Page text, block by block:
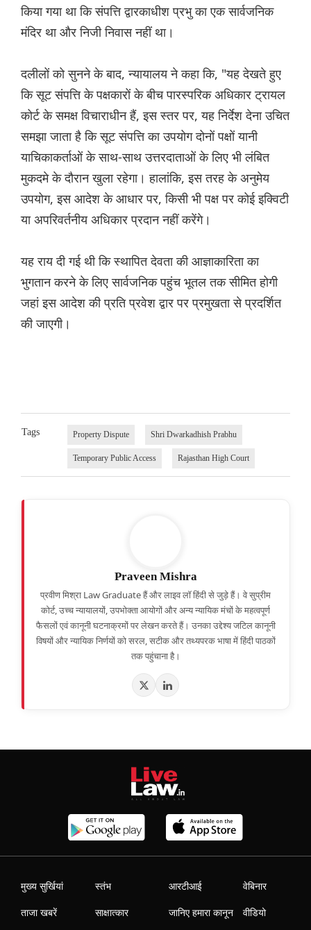
किया गया था कि संपत्ति द्वारकाधीश प्रभु का एक सार्वजनिक
मंदिर था और निजी निवास नहीं था।
दलीलों को सुनने के बाद, न्यायालय ने कहा कि, "यह देखते हुए
कि सूट संपत्ति के पक्षकारों के बीच पारस्परिक अधिकार ट्रायल
कोर्ट के समक्ष विचाराधीन हैं, इस स्तर पर, यह निर्देश देना उचित
समझा जाता है कि सूट संपत्ति का उपयोग दोनों पक्षों यानी
याचिकाकर्ताओं के साथ-साथ उत्तरदाताओं के लिए भी लंबित
मुकदमे के दौरान खुला रहेगा। हालांकि, इस तरह के अनुमेय
उपयोग, इस आदेश के आधार पर, किसी भी पक्ष पर कोई इक्विटी
या अपरिवर्तनीय अधिकार प्रदान नहीं करेंगे।
यह राय दी गई थी कि स्थापित देवता की आज्ञाकारिता का
भुगतान करने के लिए सार्वजनिक पहुंच भूतल तक सीमित होगी
जहां इस आदेश की प्रति प्रवेश द्वार पर प्रमुखता से प्रदर्शित
की जाएगी।
Tags Property Dispute Shri Dwarkadhish Prabhu
Temporary Public Access Rajasthan High Court
Praveen Mishra
प्रवीण मिश्रा Law Graduate हैं और लाइव लॉ हिंदी से जुड़े हैं। वे सुप्रीम
कोर्ट, उच्च न्यायालयों, उपभोक्ता आयोगों और अन्य न्यायिक मंचों के महत्वपूर्ण
फैसलों एवं कानूनी घटनाक्रमों पर लेखन करते हैं। उनका उद्देश्य जटिल कानूनी
विषयों और न्यायिक निर्णयों को सरल, सटीक और तथ्यपरक भाषा में हिंदी पाठकों
तक पहुंचाना है।
मुख्य सुर्खियां
ताजा खबरें
स्तंभ
साक्षात्कार
आरटीआई
जानिए हमारा कानून
वेबिनार
वीडियो